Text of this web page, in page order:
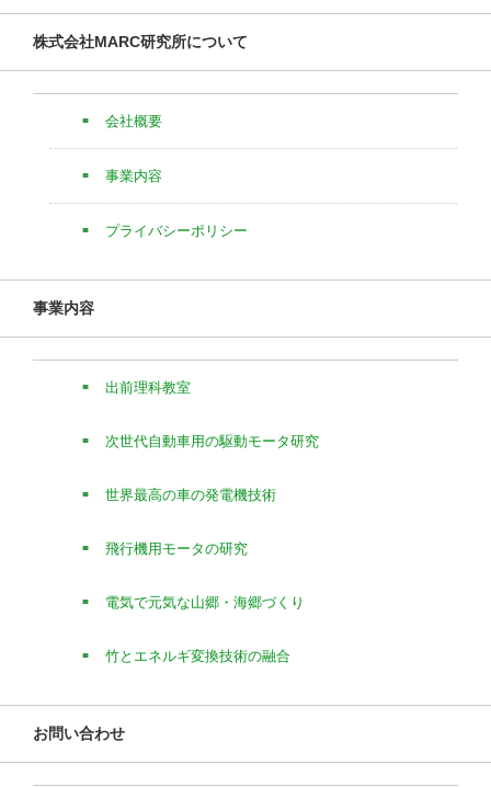
株式会社MARC研究所について
会社概要
事業内容
プライバシーポリシー
事業内容
出前理科教室
次世代自動車用の駆動モータ研究
世界最高の車の発電機技術
飛行機用モータの研究
電気で元気な山郷・海郷づくり
竹とエネルギ変換技術の融合
お問い合わせ